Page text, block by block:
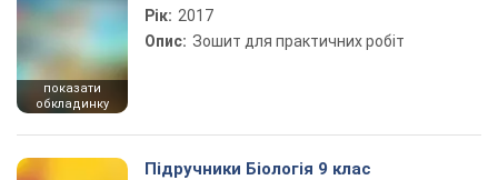
показати
обкладинку
Рік: 2017
Опис: Зошит для практичних робіт
Підручники Біологія 9 клас